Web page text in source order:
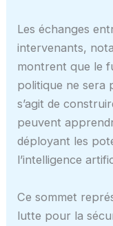
Les échanges
intervenants,
montrent que le
politique ne sera
s’agit de
peuvent
déployant les
l’intelligence
Ce sommet
lutte pour la